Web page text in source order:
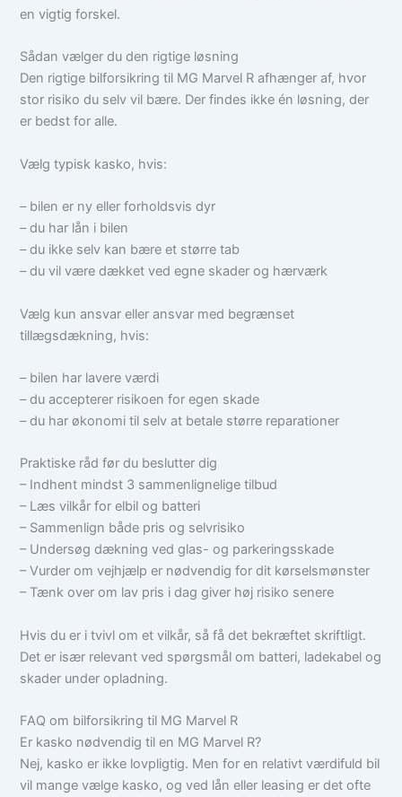
en vigtig forskel.
Sådan vælger du den rigtige løsning
Den rigtige bilforsikring til MG Marvel R afhænger af, hvor
stor risiko du selv vil bære. Der findes ikke én løsning, der
er bedst for alle.
Vælg typisk kasko, hvis:
– bilen er ny eller forholdsvis dyr
– du har lån i bilen
– du ikke selv kan bære et større tab
– du vil være dækket ved egne skader og hærværk
Vælg kun ansvar eller ansvar med begrænset
tillægsdækning, hvis:
– bilen har lavere værdi
– du accepterer risikoen for egen skade
– du har økonomi til selv at betale større reparationer
Praktiske råd før du beslutter dig
– Indhent mindst 3 sammenlignelige tilbud
– Læs vilkår for elbil og batteri
– Sammenlign både pris og selvrisiko
– Undersøg dækning ved glas- og parkeringsskade
– Vurder om vejhjælp er nødvendig for dit kørselsmønster
– Tænk over om lav pris i dag giver høj risiko senere
Hvis du er i tvivl om et vilkår, så få det bekræftet skriftligt.
Det er især relevant ved spørgsmål om batteri, ladekabel og
skader under opladning.
FAQ om bilforsikring til MG Marvel R
Er kasko nødvendig til en MG Marvel R?
Nej, kasko er ikke lovpligtig. Men for en relativt værdifuld bil
vil mange vælge kasko, og ved lån eller leasing er det ofte